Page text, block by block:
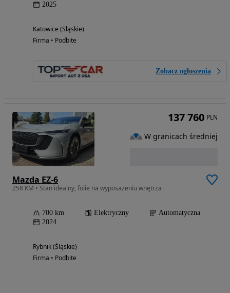
2025
Katowice (Śląskie)
Firma • Podbite
Zobacz ogłoszenia
Mazda EZ-6
258 KM • Stan idealny, folie na wyposażeniu wnętrza
700 km Elektryczny
Automatyczna
2024
Rybnik (Śląskie)
Firma • Podbite
137 760 PLN
W granicach średniej